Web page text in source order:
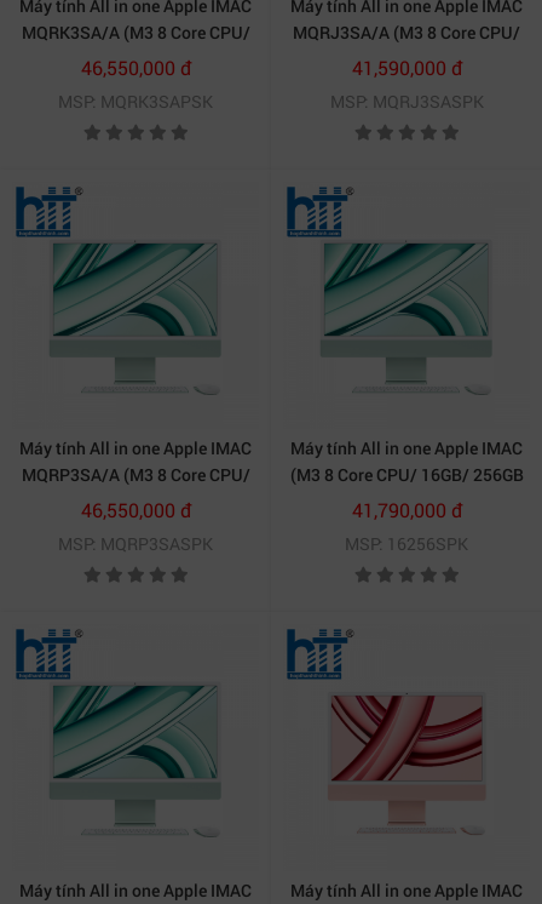
Máy tính All in one Apple IMAC
MQRK3SA/A (M3 8 Core CPU/
8GB/ 512GB SSD/ 10 core
GPU/ Silver)
46,550,000 đ
MSP: MQRK3SAPSK
Máy tính All in one Apple IMAC
MQRJ3SA/A (M3 8 Core CPU/
8GB/ 256GB SSD/ 10 core
GPU/ Silver)
41,590,000 đ
MSP: MQRJ3SASPK
Máy tính All in one Apple IMAC
MQRP3SA/A (M3 8 Core CPU/
8GB/ 512GB SSD/ 10 core
GPU/ Green)
46,550,000 đ
MSP: MQRP3SASPK
Máy tính All in one Apple IMAC
(M3 8 Core CPU/ 16GB/ 256GB
SSD/ 8 core GPU/ Green)
41,790,000 đ
MSP: 16256SPK
Máy tính All in one Apple IMAC
Máy tính All in one Apple IMAC